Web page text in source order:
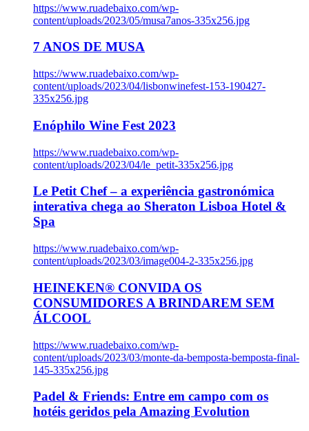
https://www.ruadebaixo.com/wp-
content/uploads/2023/05/musa7anos-335x256.jpg
7 ANOS DE MUSA
https://www.ruadebaixo.com/wp-
content/uploads/2023/04/lisbonwinefest-153-190427-
335x256.jpg
Enóphilo Wine Fest 2023
https://www.ruadebaixo.com/wp-
content/uploads/2023/04/le_petit-335x256.jpg
Le Petit Chef – a experiência gastronómica
interativa chega ao Sheraton Lisboa Hotel &
Spa
https://www.ruadebaixo.com/wp-
content/uploads/2023/03/image004-2-335x256.jpg
HEINEKEN® CONVIDA OS
CONSUMIDORES A BRINDAREM SEM
ÁLCOOL
https://www.ruadebaixo.com/wp-
content/uploads/2023/03/monte-da-bemposta-bemposta-final-
145-335x256.jpg
Padel & Friends: Entre em campo com os
hotéis geridos pela Amazing Evolution